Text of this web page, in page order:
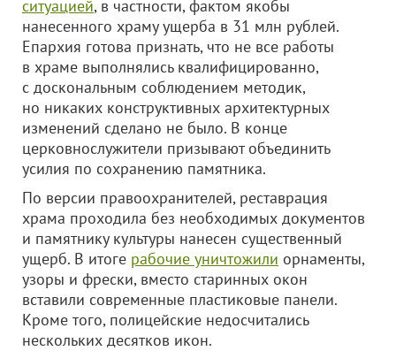
ситуацией, в частности, фактом якобы
нанесенного храму ущерба в 31 млн рублей.
Епархия готова признать, что не все работы
в храме выполнялись квалифицированно,
с доскональным соблюдением методик,
но никаких конструктивных архитектурных
изменений сделано не было. В конце
церковнослужители призывают объединить
усилия по сохранению памятника.
По версии правоохранителей, реставрация
храма проходила без необходимых документов
и памятнику культуры нанесен существенный
ущерб. В итоге рабочие уничтожили орнаменты,
узоры и фрески, вместо старинных окон
вставили современные пластиковые панели.
Кроме того, полицейские недосчитались
нескольких десятков икон.